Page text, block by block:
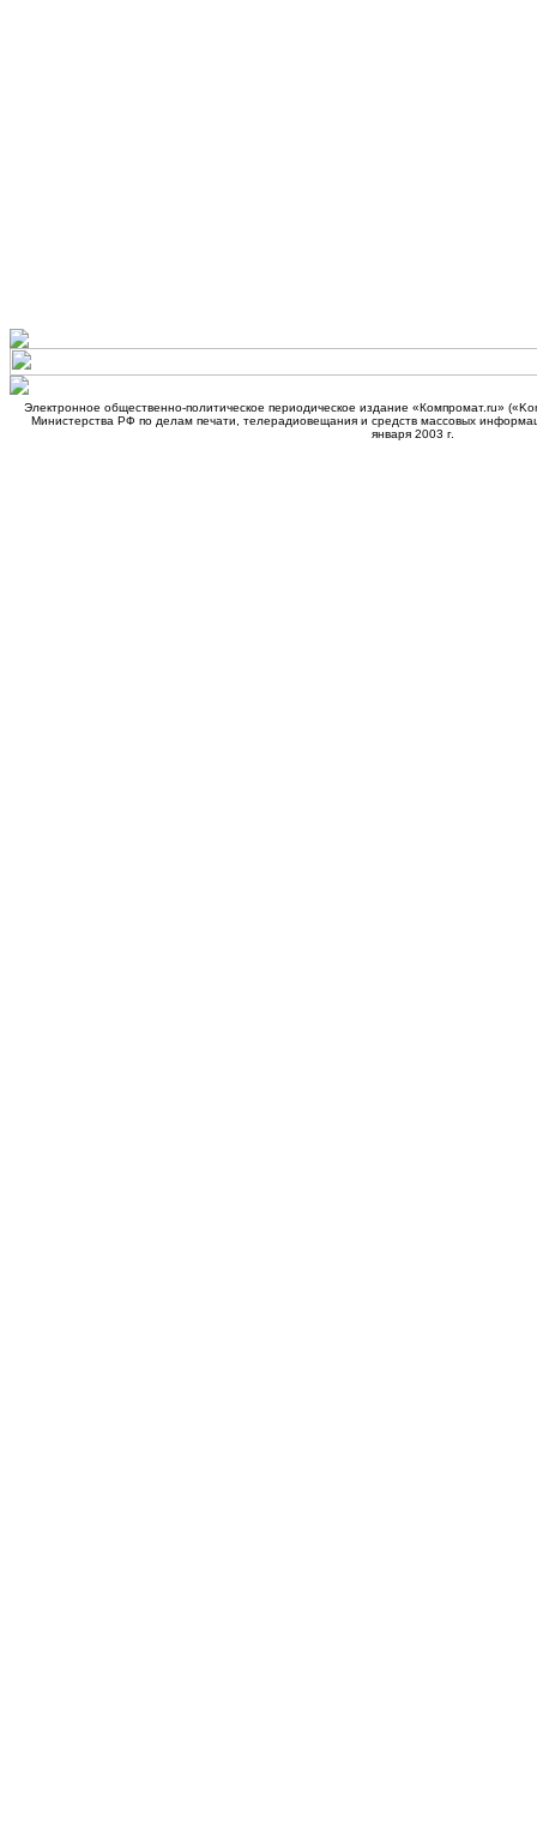
Электронное общественно-политическое периодическое издание «Компромат.ru»
Министерства РФ по делам печати, телерадиовещания и средств массовых
января 2003 г.